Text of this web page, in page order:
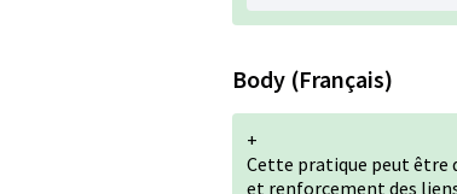
Body (Français)
+
Cette pratique peut être
et renforcement des